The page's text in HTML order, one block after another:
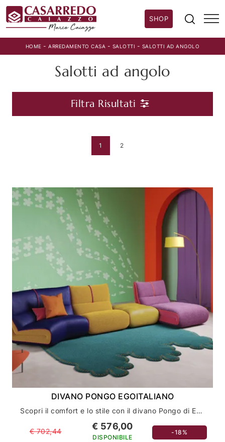
SHOP
HOME -ARREDAMENTO CASA - SALOTTI - SALOTTI AD ANGOLO
Salotti ad angolo
Filtra Risultati
1 2
DIVANO PONGO EGOITALIANO
Scopri il comfort e lo stile con il divano Pongo di Egoitaliano per il tuo salotto
€ 702,44 € 576,00
DISPONIBILE
-18%